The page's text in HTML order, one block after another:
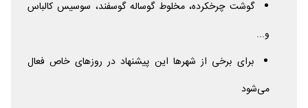
گوشت چرخکرده، مخلوط گوساله گوسفند، سوسیس کالباس
و...
برای برخی از شهرها این پیشنهاد در روزهای خاص فعال
می‌شود